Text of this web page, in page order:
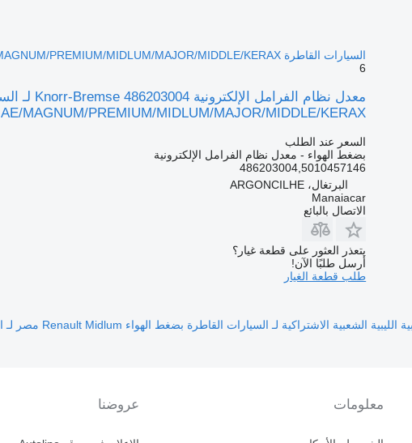
السيارات القاطرة Renault AE/MAGNUM/PREMIUM/MIDLUM/MAJOR/MIDDLE/KERAX
6
AE/MAGNUM/PREMIUM/MIDLUM/MAJOR/MIDDLE/KERAX
السعر عند الطلب
بضغط الهواء - معدل نظام الفرامل الإلكترونية
486203004,5010457146
البرتغال، ARGONCILHE
Manaiacar
الاتصال بالبائع
يتعذر العثور على قطعة غيار؟
أرسل طلبًا الآن!
طلب قطعة الغيار
بضغط الهواء Renault Midlum مصر لـ السيارات القاطرة
معلومات عروضنا